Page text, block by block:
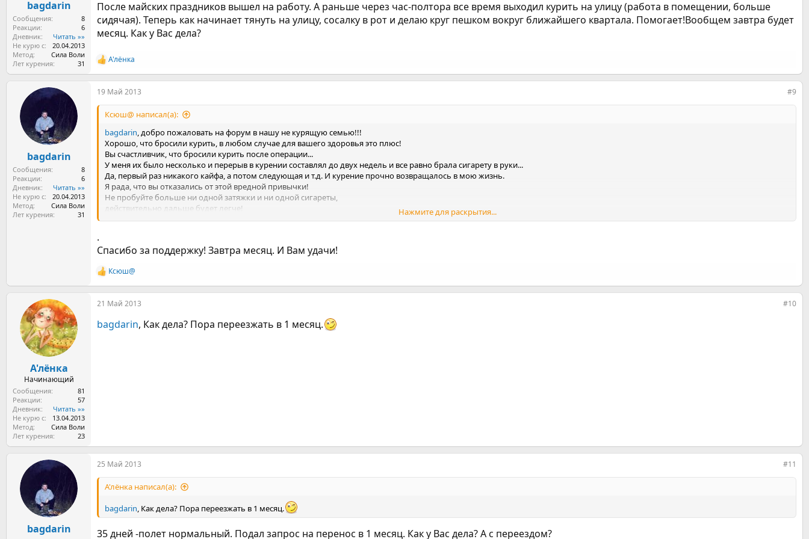
bagdarin
Сообщения
8
Реакции
6
Дневник
Читать »»
Не курю с
20.04.2013
Метод
Сила Воли
Лет курения
31
После майских праздников вышел на работу. А раньше через час-полтора все время выходил курить на улицу (работа в помещении, больше
сидячая). Теперь как начинает тянуть на улицу, сосалку в рот и делаю круг пешком вокруг ближайшего квартала. Помогает!Вообщем завтра будет
месяц. Как у Вас дела?
Р
е
а
к
А'лёнка
bagdarin
Сообщения
8
Реакции
6
Дневник
Читать »»
Не курю с
20.04.2013
Метод
Сила Воли
Лет курения
31
19 Май 2013 #9
Ксюш@ написал(а):
bagdarin, добро пожаловать на форум в нашу не курящую семью!!!
Хорошо, что бросили курить, в любом случае для вашего здоровья это плюс!
Вы счастливчик, что бросили курить после операции...
У меня их было несколько и перерыв в курении составлял до двух недель и все равно брала сигарету в руки...
Да, первый раз никакого кайфа, а потом следующая и т.д. И курение прочно возвращалось в мою жизнь.
Я рада, что вы отказались от этой вредной привычки!
Не пробуйте больше ни одной затяжки и ни одной сигареты,
действительно дальше будет легче!
Удачи вам!!!
Нажмите для раскрытия...
.
Спасибо за поддержку! Завтра месяц. И Вам удачи!
Р
е
а
к
и
Ксюш@
А'лёнка
Начинающий
Сообщения
81
Реакции
57
Дневник
Читать »»
Не курю с
13.04.2013
Метод
Сила Воли
Лет курения
23
21 Май 2013 #10
bagdarin, Как дела? Пора переезжать в 1 месяц.
bagdarin
25 Май 2013 #11
А'лёнка написал(а):
bagdarin, Как дела? Пора переезжать в 1 месяц.
35 дней -полет нормальный. Подал запрос на перенос в 1 месяц. Как у Вас дела? А с переездом?